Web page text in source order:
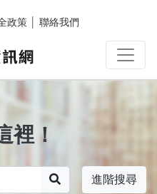
政策 聯絡我們
裡！
進階搜尋